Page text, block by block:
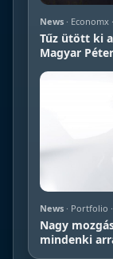
News · Economx
Tűz ütött ki
Magyar
News · Portfolio
Nagy
mindenki